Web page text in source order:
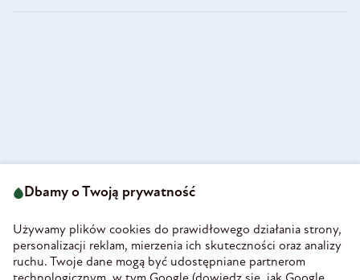
58-160 Świebodzice
REGON 890213034
INFORMACJE
Dbamy o Twoją prywatność
Używamy plików cookies do prawidłowego działania strony,
personalizacji reklam, mierzenia ich skuteczności oraz analizy
ruchu. Twoje dane mogą być udostępniane partnerom